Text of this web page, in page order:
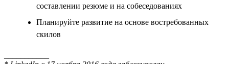
составлении резюме и на собеседованиях
Планируйте развитие на основе востребованных
скилов